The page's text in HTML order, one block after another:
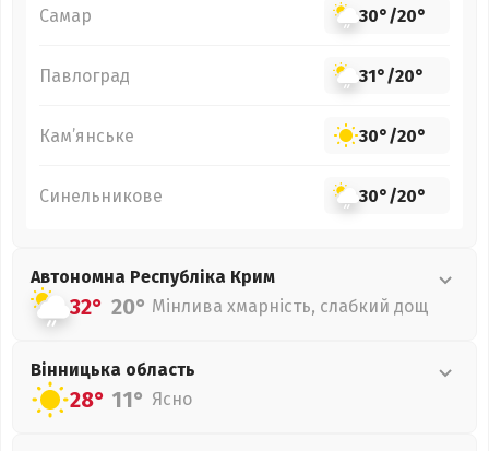
Самар 30°/20°
Павлоград 31°/20°
Кам’янське 30°/20°
Синельникове 30°/20°
Автономна Республіка Крим
32° 20° Мінлива хмарність, слабкий дощ
Вінницька область
28° 11° Ясно